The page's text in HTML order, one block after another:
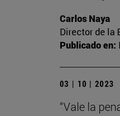
Carlos Naya
Director de la
Publicado en:
03 | 10 | 2023
“Vale la